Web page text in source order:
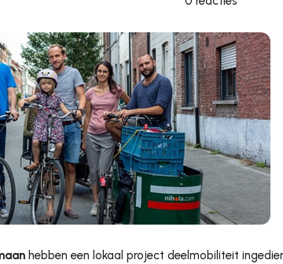
hebben een lokaal project deelmobiliteit